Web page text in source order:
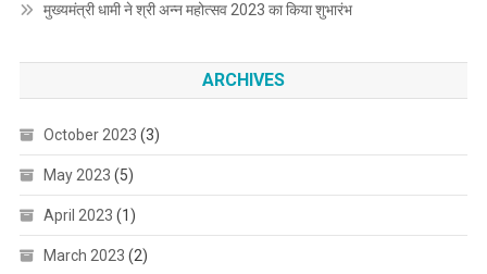
मुख्यमंत्री धामी ने श्री अन्न महोत्सव 2023 का किया शुभारंभ
ARCHIVES
October 2023 (3)
May 2023 (5)
April 2023 (1)
March 2023 (2)